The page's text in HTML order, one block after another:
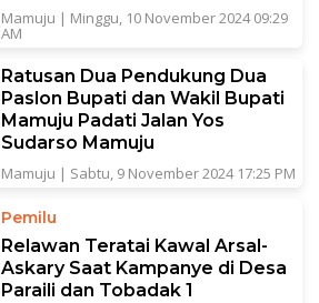
Mamuju | Minggu, 10 November 2024 09:29
AM
Ratusan Dua Pendukung Dua
Paslon Bupati dan Wakil Bupati
Mamuju Padati Jalan Yos
Sudarso Mamuju
Mamuju | Sabtu, 9 November 2024 17:25 PM
Pemilu
Relawan Teratai Kawal Arsal-
Askary Saat Kampanye di Desa
Paraili dan Tobadak 1